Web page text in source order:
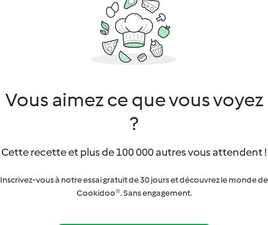
Vous aimez ce que vous voyez
?
Cette recette et plus de 100 000 autres vous attendent !
Inscrivez-vous à notre essai gratuit de 30 jours et découvrez le monde de
Cookidoo®. Sans engagement.